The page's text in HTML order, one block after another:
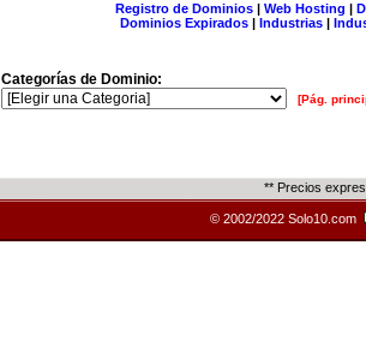
Registro de Dominios| Web Hosting |
Dominios Expirados | Industrias |
Categorías de Dominio:
[Pág.
** Precios
© 2002/2022 Solo10.com